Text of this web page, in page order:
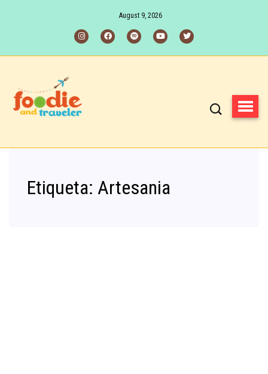
August 9, 2026
Etiqueta: Artesania